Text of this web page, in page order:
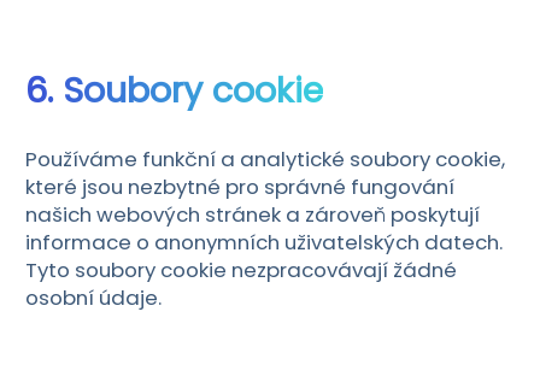
6. Soubory cookie
Používáme funkční a analytické soubory cookie,
které jsou nezbytné pro správné fungování
našich webových stránek a zároveň poskytují
informace o anonymních uživatelských datech.
Tyto soubory cookie nezpracovávají žádné
osobní údaje.